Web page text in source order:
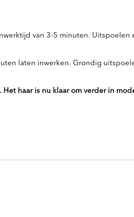
van 3-5 minuten.
laten inwerken. Grondig
haar is nu klaar om verder in